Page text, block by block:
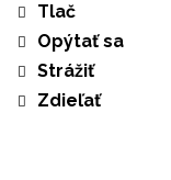
Tlač
Opýtať sa
Strážiť
Zdieľať